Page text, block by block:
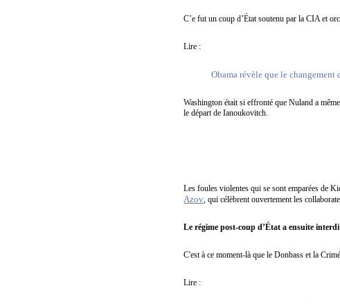
C’e fut un coup d’État soutenu par la CIA et
Lire :
Obama révèle que le
Washington était si effronté que Nuland a
le départ de Ianoukovitch.
Les foules violentes qui se sont emparées de
Azov , qui célèbrent ouvertement les
Le régime post-coup d’État a ensuite
C'est à ce moment-là que le Donbass et la
Lire :